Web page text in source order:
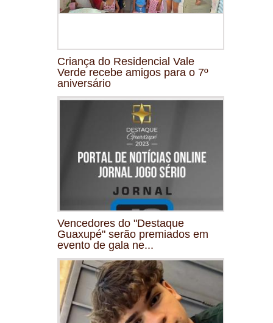
Criança do Residencial Vale
Verde recebe amigos para o 7º
aniversário
Vencedores do "Destaque
Guaxupé" serão premiados em
evento de gala ne...